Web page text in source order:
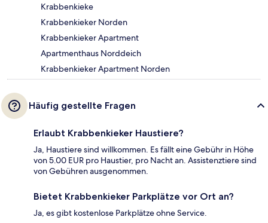
Krabbenkieke
Krabbenkieker Norden
Krabbenkieker Apartment
Apartmenthaus Norddeich
Krabbenkieker Apartment Norden
Häufig gestellte Fragen
Erlaubt Krabbenkieker Haustiere?
Ja, Haustiere sind willkommen. Es fällt eine Gebühr in Höhe
von 5.00 EUR pro Haustier, pro Nacht an. Assistenztiere sind
von Gebühren ausgenommen.
Bietet Krabbenkieker Parkplätze vor Ort an?
Ja, es gibt kostenlose Parkplätze ohne Service.